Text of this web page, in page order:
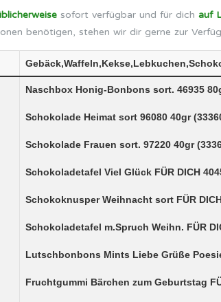
sofort verfügbar und für dich auf
benötigen, stehen wir dir gerne zur
Naschbox Honig-Bonbons sort. 46935
Schokolade Heimat sort 96080 40gr
Schokolade Frauen sort. 97220 40gr
Schokoladetafel Viel Glück FÜR DICH
Schokoknusper Weihnacht sort FÜR
Schokoladetafel m.Spruch Weihn. FÜR
Lutschbonbons Mints Liebe Grüße
Fruchtgummi Bärchen zum Geburtstag